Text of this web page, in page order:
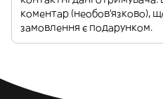
коментар (необов'язково),
замовлення є подарунком.